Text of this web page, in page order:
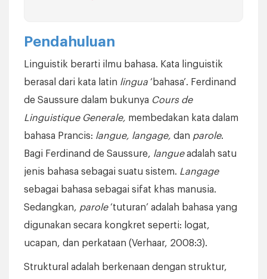
Pendahuluan
Linguistik berarti ilmu bahasa. Kata linguistik
berasal dari kata latin lingua ‘bahasa’. Ferdinand
de Saussure dalam bukunya Cours de
Linguistique Generale, membedakan kata dalam
bahasa Prancis: langue, langage, dan parole.
Bagi Ferdinand de Saussure, langueadalah satu
jenis bahasa sebagai suatu sistem. Langage
sebagai bahasa sebagai sifat khas manusia.
Sedangkan, parole‘tuturan’ adalah bahasa yang
digunakan secara kongkret seperti: logat,
ucapan, dan perkataan (Verhaar, 2008:3).
Struktural adalah berkenaan dengan struktur,